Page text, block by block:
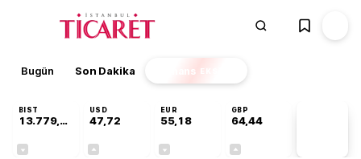
Bugün Son Dakika Finans EKSTRA
BIST
13.779,39
USD
47,72
EUR
55,18
GBP
64,44